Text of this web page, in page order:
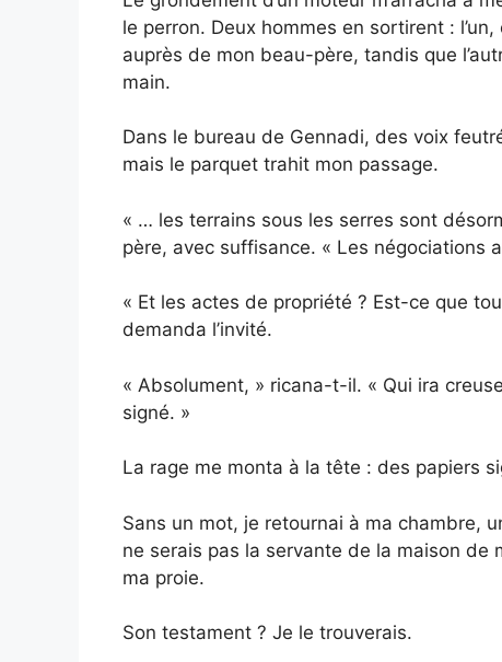
le perron. Deux hommes en sortirent :
auprès de mon beau-père, tandis que
main.
Dans le bureau de Gennadi, des voix
mais le parquet trahit mon passage.
« … les terrains sous les serres sont
père, avec suffisance. « Les négociations
« Et les actes de propriété ? Est-ce que
demanda l’invité.
« Absolument, » ricana-t-il. « Qui ira
signé. »
La rage me monta à la tête : des papiers
Sans un mot, je retournai à ma chambre,
ne serais pas la servante de la maison
ma proie.
Son testament ? Je le trouverais.